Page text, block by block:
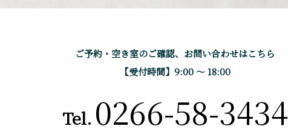
ご予約・空き室のご確認、 お問い合わせはこちら
【受付時間】9:00 〜 18:00
Tel. 0266-58-3434